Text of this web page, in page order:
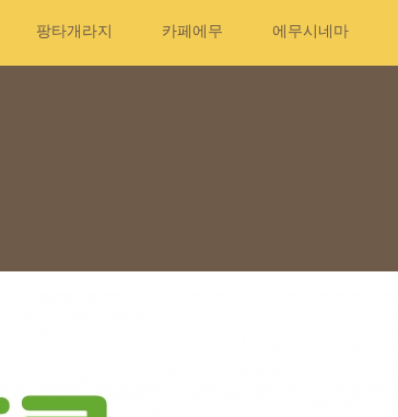
팡타개라지 카페에무 에무시네마